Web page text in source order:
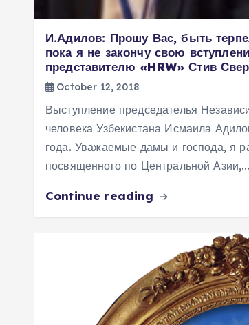
И.Адилов: Прошу Вас, быть
пока я не закончу свою
представителю «HRW» Стив
October 12, 2018
Выступление председателья
человека Узбекистана Исмаила
года. Уважаемые дамы и господа, я
посвященного по Центральной Азии,…
Continue reading